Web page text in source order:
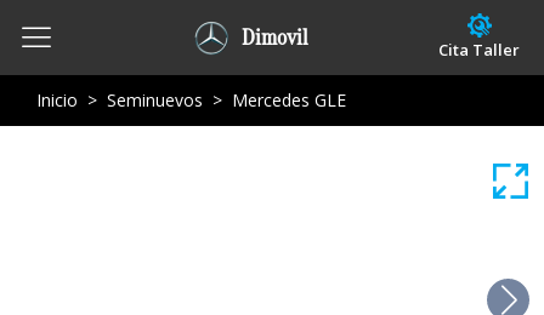
Dimovil Cita Taller
Inicio > Seminuevos > Mercedes GLE